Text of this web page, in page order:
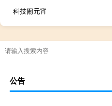
科技闹元宵
公告